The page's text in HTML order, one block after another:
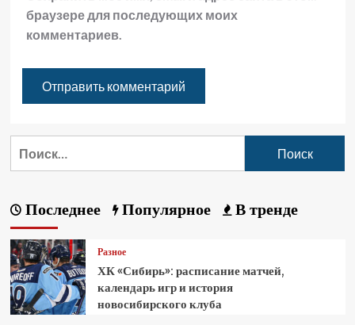
браузере для последующих моих
комментариев.
Последнее Популярное В тренде
Разное
ХК «Сибирь»: расписание матчей,
календарь игр и история
новосибирского клуба